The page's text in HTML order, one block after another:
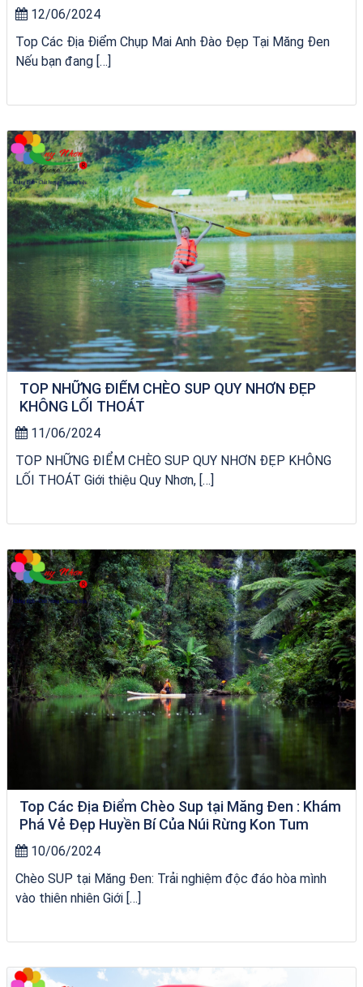
12/06/2024
Top Các Địa Điểm Chụp Mai Anh Đào Đẹp Tại Măng Đen
Nếu bạn đang […]
Tour Sóc Trăng Phú Yên
TOP NHỮNG ĐIỂM CHÈO SUP QUY NHƠN ĐẸP
KHÔNG LỐI THOÁT
11/06/2024
TOP NHỮNG ĐIỂM CHÈO SUP QUY NHƠN ĐẸP KHÔNG
LỐI THOÁT Giới thiệu Quy Nhơn, […]
Tour Sóc Trăng Phú Yên
Top Các Địa Điểm Chèo Sup tại Măng Đen : Khám
Phá Vẻ Đẹp Huyền Bí Của Núi Rừng Kon Tum
10/06/2024
Chèo SUP tại Măng Đen: Trải nghiệm độc đáo hòa mình
vào thiên nhiên Giới […]
Tour Sóc Trăng Phú Yên